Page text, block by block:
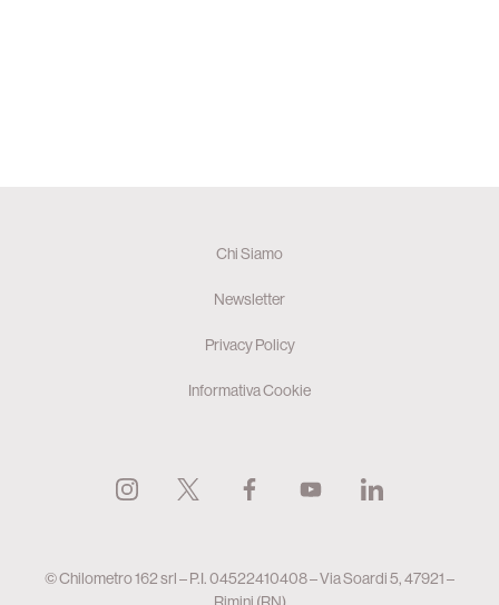
Chi Siamo
Newsletter
Privacy Policy
Informativa Cookie
© Chilometro 162 srl – P.I. 04522410408 – Via Soardi 5, 47921 –